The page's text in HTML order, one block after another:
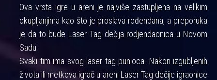
Ova vrsta igre u areni je najviše zastupljena na velikim
okupljanjima kao što je proslava rođendana, a preporuka
je da to bude Laser Tag dečija rodjendaonica u Novom
Sadu.
Svaki tim ima svog laser tag punioca. Nakon izgubljenih
života ili metkova igrač u areni Laser Tag dečije igraonice